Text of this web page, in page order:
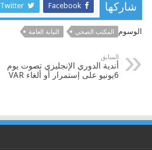
شاركها Facebook
Twitter
الوسوم المكتب الصحي النيابة العامة
السابق
أندية الدوري الإنجليزي تصوت يوم
6يونيو على إستمرار أو ألغاء VAR